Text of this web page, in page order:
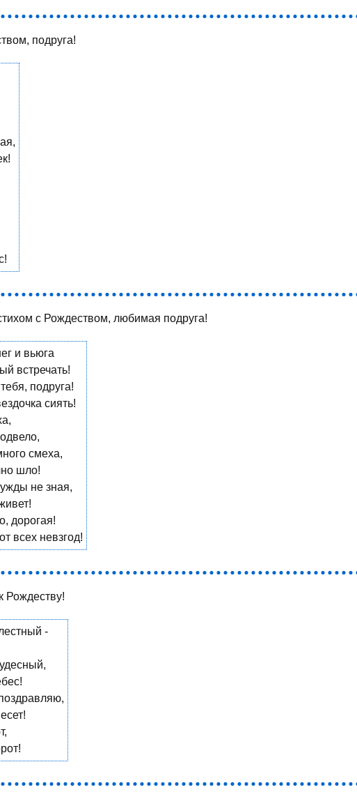
подруга!
с Рождеством, любимая подруга!
и вьюга
встречать!
подруга!
сиять!
смеха,
шло!
не зная,
дорогая!
всех невзгод!
Рождеству!
-